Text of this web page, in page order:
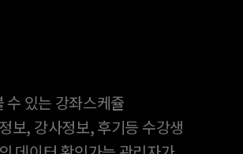
수 있는 강좌스케쥴
보, 강사정보, 후기등 수강생